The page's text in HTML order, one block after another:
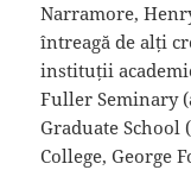
Narramore,
întreagă de alți
instituții
Fuller Seminary
Graduate
College, George